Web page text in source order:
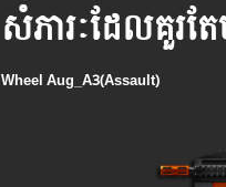
សំភារៈដែលគួរត
Wheel Aug_A3(Assault)